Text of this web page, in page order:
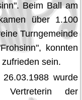
Beim Ball am
über 1.100
Turngemeinde
konnten
sein.
wurde
der